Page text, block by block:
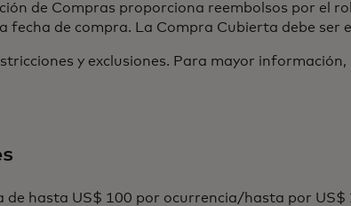
de Compras proporciona reembolsos por el
fecha de compra. La Compra Cubierta debe
y exclusiones. Para mayor
de hasta US$ 100 por ocurrencia/hasta por